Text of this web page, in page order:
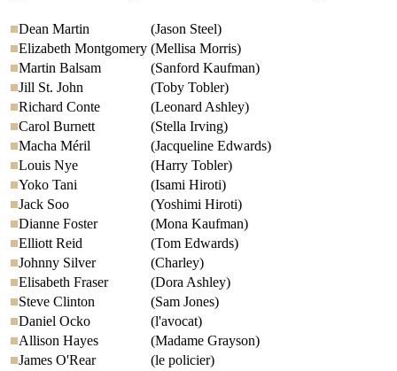
Dean Martin
(Jason Steel)
Elizabeth Montgomery (Mellisa Morris)
Martin Balsam
(Sanford Kaufman)
Jill St. John
(Toby Tobler)
Richard Conte
(Leonard Ashley)
Carol Burnett
(Stella Irving)
Macha Méril
(Jacqueline Edwards)
Louis Nye
(Harry Tobler)
Yoko Tani
(Isami Hiroti)
Jack Soo
(Yoshimi Hiroti)
Dianne Foster
(Mona Kaufman)
Elliott Reid
(Tom Edwards)
Johnny Silver
(Charley)
Elisabeth Fraser
(Dora Ashley)
Steve Clinton
(Sam Jones)
Daniel Ocko
(l'avocat)
Allison Hayes
(Madame Grayson)
James O'Rear
(le policier)